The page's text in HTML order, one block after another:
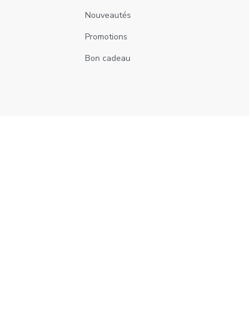
Nouveautés
Promotions
Bon cadeau